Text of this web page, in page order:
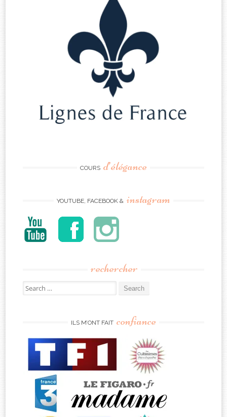
COURS d’élégance
YOUTUBE, FACEBOOK & instagram
rechercher
Search
for:
ILS M’ONT FAIT confiance